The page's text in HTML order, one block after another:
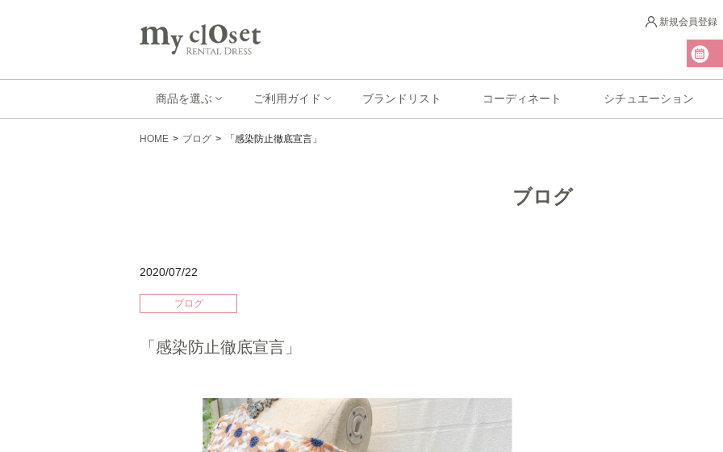
新規会員登録
商品を選ぶ ご利用ガイド ブランドリスト コーディネート シチュエーション
HOME > ブログ > 「感染防止徹底宣言」
ブログ
2020/07/22
ブログ
「感染防止徹底宣言」